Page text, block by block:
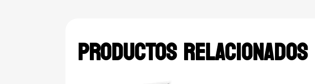
PRODUCTOS RELACIONADOS